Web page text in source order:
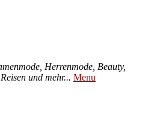
Herrenmode, Beauty,
und mehr... Menu